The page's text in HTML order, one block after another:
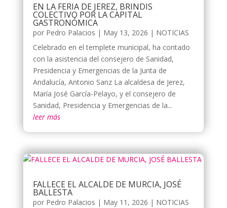
EN LA FERIA DE JEREZ, BRINDIS
COLECTIVO POR LA CAPITAL
GASTRONÓMICA
por Pedro Palacios | May 13, 2026 | NOTICIAS
Celebrado en el templete municipal, ha contado
con la asistencia del consejero de Sanidad,
Presidencia y Emergencias de la Junta de
Andalucía, Antonio Sanz La alcaldesa de Jerez,
María José García-Pelayo, y el consejero de
Sanidad, Presidencia y Emergencias de la...
leer más
FALLECE EL ALCALDE DE MURCIA, JOSÉ
BALLESTA
por Pedro Palacios | May 11, 2026 | NOTICIAS